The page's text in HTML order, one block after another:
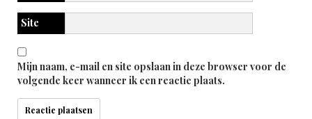
Site
Mijn naam, e-mail en site opslaan in deze browser voor de
volgende keer wanneer ik een reactie plaats.